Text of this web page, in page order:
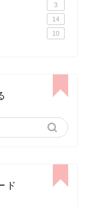
3
14
10
ド